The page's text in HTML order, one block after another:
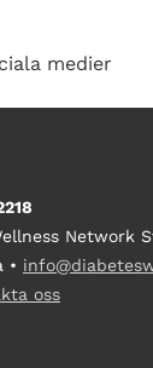
medier
Network
•
oss